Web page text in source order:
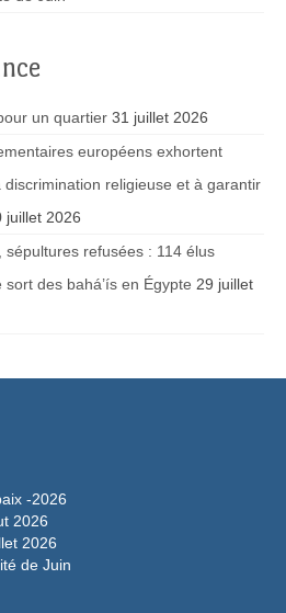
un quartier 31 juillet 2026
européens exhortent
discrimination religieuse et à garantir
juillet 2026
refusées : 114 élus
des bahá’ís en Égypte 29 juillet
-2026
2026
2026
de Juin